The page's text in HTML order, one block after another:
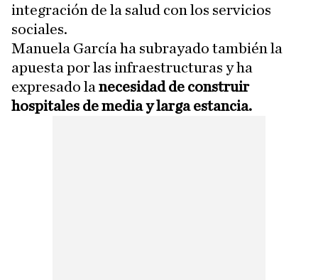
integración de la salud con los servicios
sociales.
Manuela García ha subrayado también la
apuesta por las infraestructuras y ha
expresado la necesidad de construir
hospitales de media y larga estancia.